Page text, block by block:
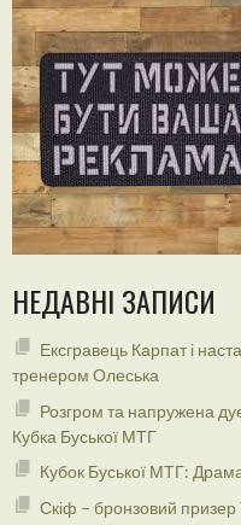
НЕДАВНІ ЗАПИСИ
Ексгравець Карпат і
тренером Олеська
Розгром та напружена
Кубка Буської МТГ
Кубок Буської МТГ:
Скіф – бронзовий призер